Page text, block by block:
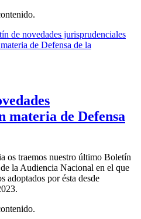
de novedades jurisprudenciales
de Defensa de la
materia de Defensa
os traemos nuestro último Boletín
la Audiencia Nacional en el que
adoptados por ésta desde